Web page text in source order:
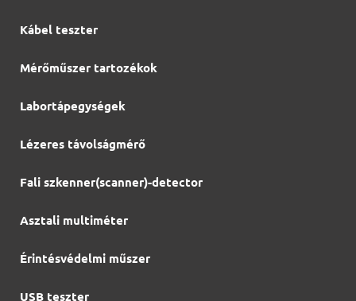
Kábel teszter
Mérőműszer tartozékok
Labortápegységek
Lézeres távolságmérő
Fali szkenner(scanner)-detector
Asztali multiméter
Érintésvédelmi műszer
USB teszter